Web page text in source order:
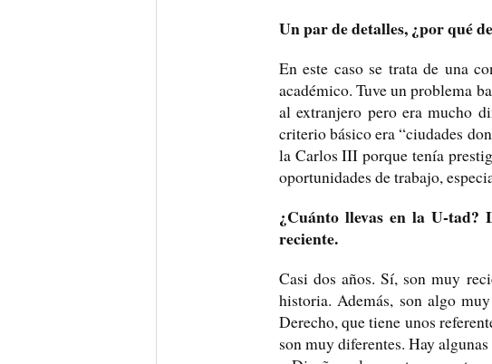
Un par de detalles, ¿por
En este caso se trata de una
académico. Tuve un problema
al extranjero pero era mucho
criterio básico era “ciudades
la Carlos III porque tenía
oportunidades de trabajo,
¿Cuánto llevas en la U-tad?
reciente.
Casi dos años. Sí, son muy
historia. Además, son algo
Derecho, que tiene unos
son muy diferentes. Hay